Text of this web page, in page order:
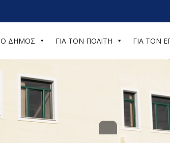
Ο ΔΗΜΟΣ ΓΙΑ ΤΟΝ ΠΟΛΙΤΗ ΓΙΑ ΤΟΝ